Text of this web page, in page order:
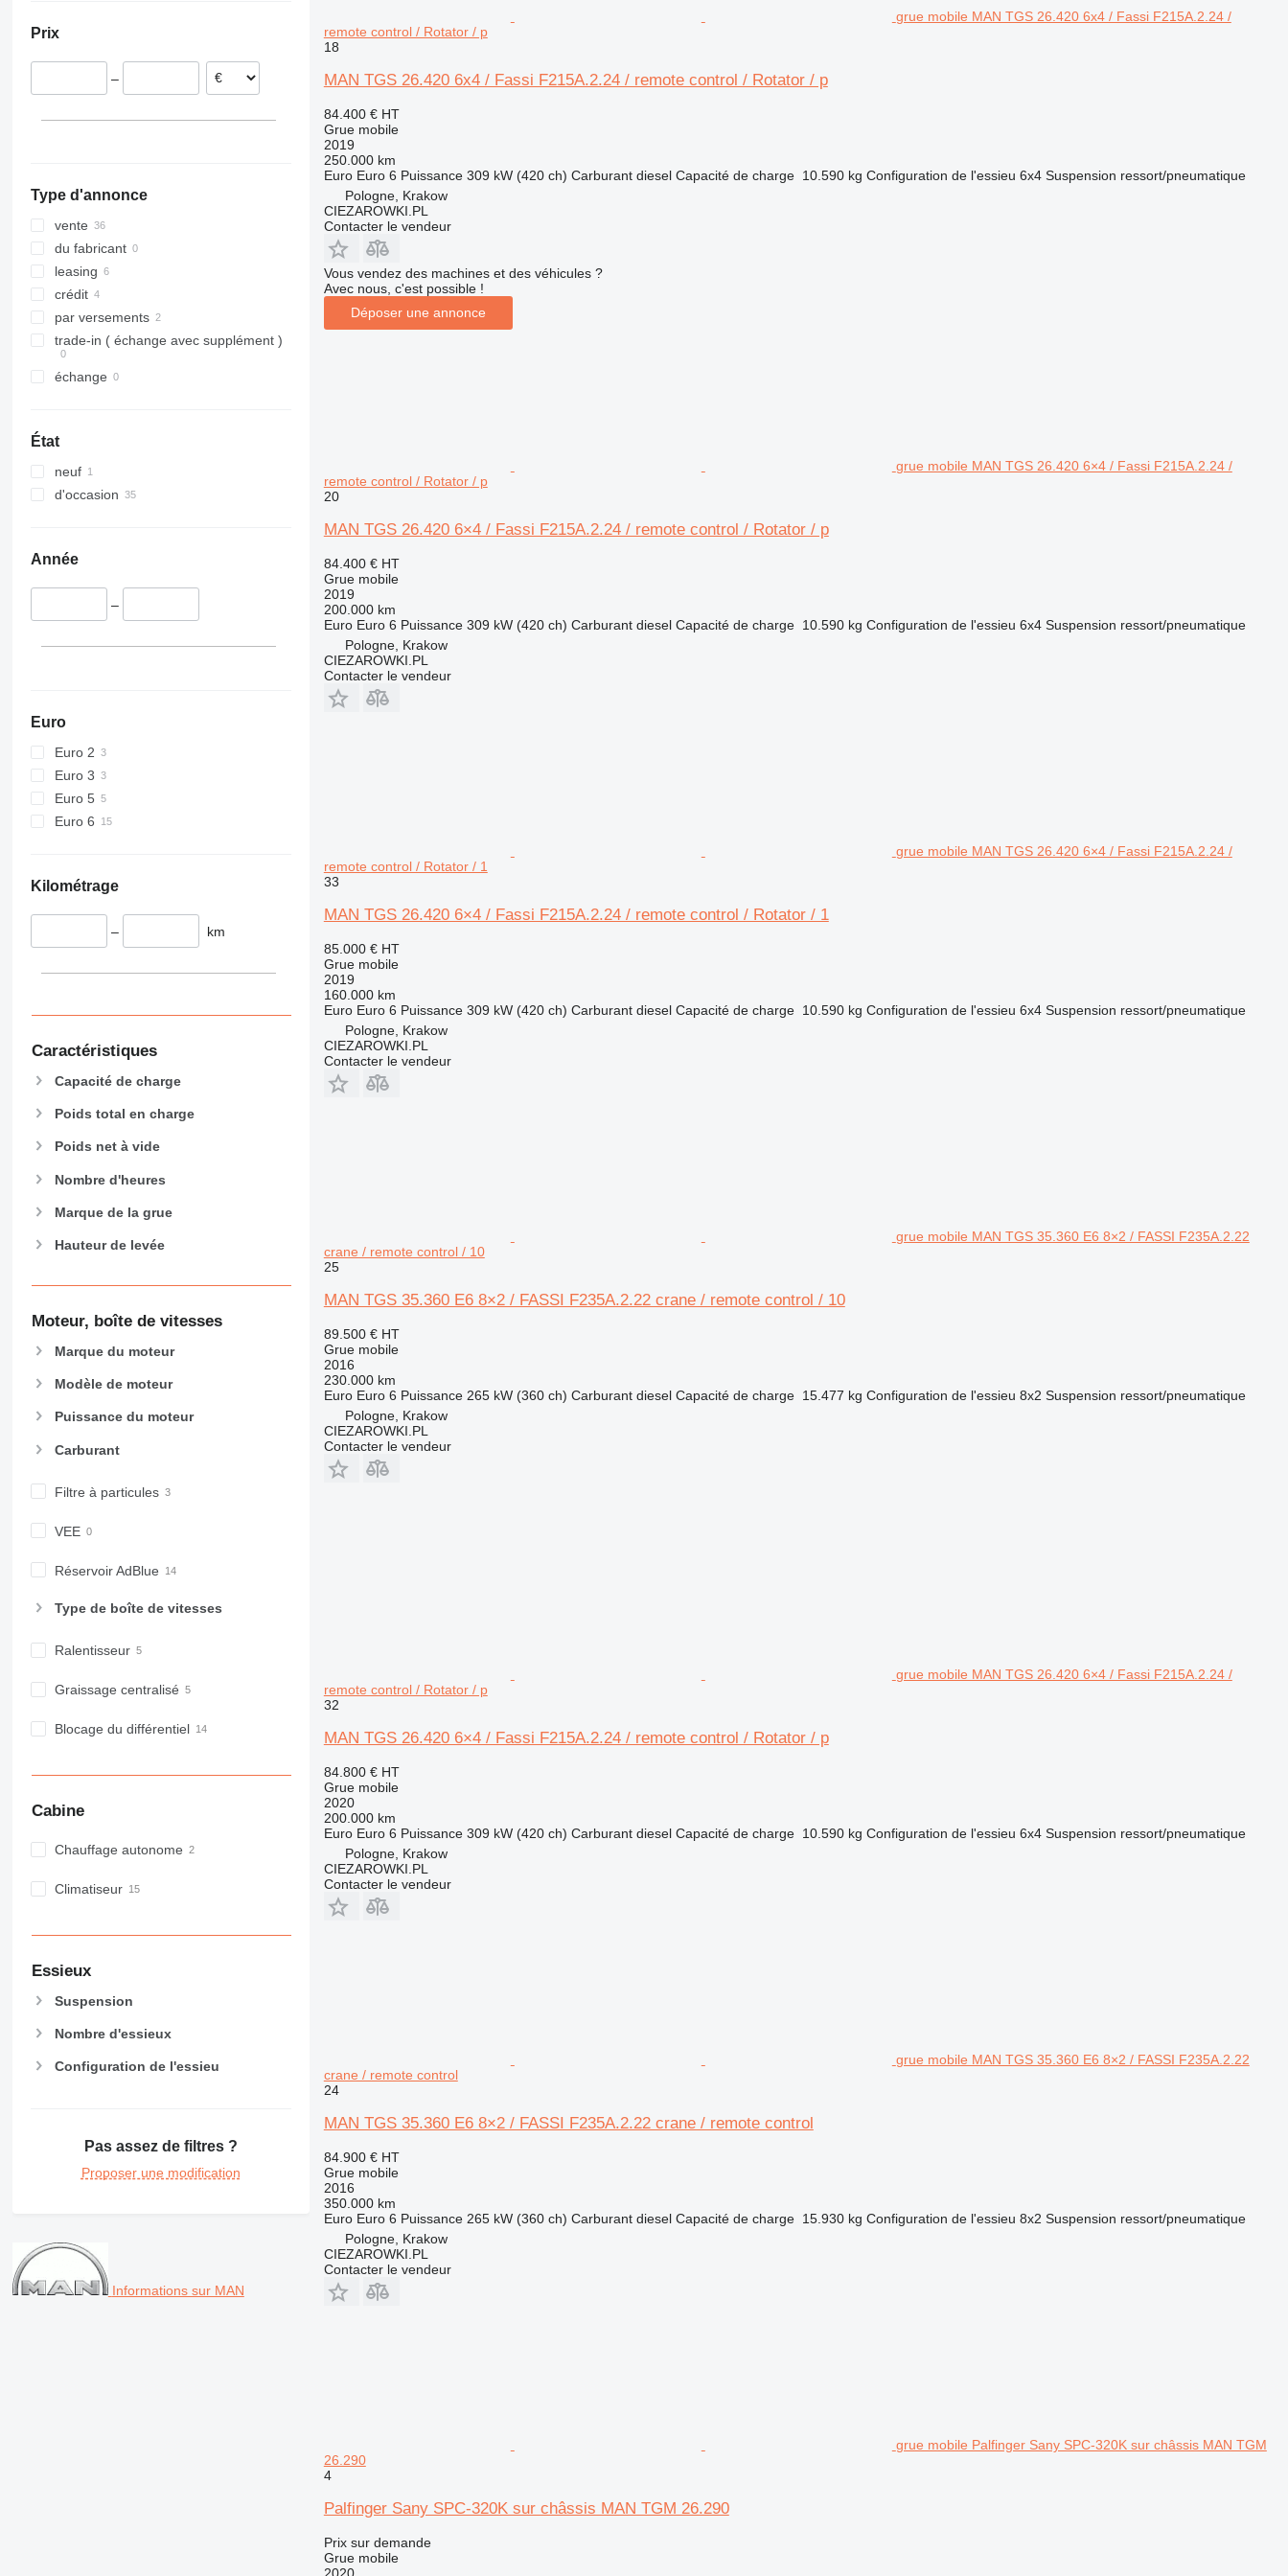
Hongrie
Lituanie
Prix
–
Type d'annonce
vente
du fabricant
leasing
crédit
par versements
trade-in ( échange avec supplément )
échange
État
neuf
d'occasion
Année
–
Euro
Euro 2
Euro 3
Euro 5
Euro 6
Kilométrage
– km
Caractéristiques
Capacité de charge
Poids total en charge
Poids net à vide
Nombre d'heures
Marque de la grue
Hauteur de levée
Moteur, boîte de vitesses
Marque du moteur
Modèle de moteur
Puissance du moteur
Carburant
Filtre à particules
VEE
Réservoir AdBlue
Type de boîte de vitesses
Ralentisseur
Graissage centralisé
Blocage du différentiel
Cabine
Chauffage autonome
Climatiseur
Essieux
Suspension
Nombre d'essieux
Configuration de l'essieu
Pas assez de filtres ?
Proposer une modification
Informations sur MAN
grue mobile MAN TGS 26.420 6x4 / Fassi F215A.2.24 /
remote control / Rotator / p
18
MAN TGS 26.420 6x4 / Fassi F215A.2.24 / remote control / Rotator / p
84.400 € HT
Grue mobile
2019
250.000 km
Euro Euro 6 Puissance 309 kW (420 ch) Carburant diesel Capacité de charge 10.590 kg Configuration de l'essieu 6x4 Suspension ressort/pneumatique
Pologne, Krakow
CIEZAROWKI.PL
Contacter le vendeur
Vous vendez des machines et des véhicules ?
Avec nous, c'est possible !
Déposer une annonce
grue mobile MAN TGS 26.420 6×4 / Fassi F215A.2.24 /
remote control / Rotator / p
20
MAN TGS 26.420 6×4 / Fassi F215A.2.24 / remote control / Rotator / p
84.400 € HT
Grue mobile
2019
200.000 km
Euro Euro 6 Puissance 309 kW (420 ch) Carburant diesel Capacité de charge 10.590 kg Configuration de l'essieu 6x4 Suspension ressort/pneumatique
Pologne, Krakow
CIEZAROWKI.PL
Contacter le vendeur
grue mobile MAN TGS 26.420 6×4 / Fassi F215A.2.24 /
remote control / Rotator / 1
33
MAN TGS 26.420 6×4 / Fassi F215A.2.24 / remote control / Rotator / 1
85.000 € HT
Grue mobile
2019
160.000 km
Euro Euro 6 Puissance 309 kW (420 ch) Carburant diesel Capacité de charge 10.590 kg Configuration de l'essieu 6x4 Suspension ressort/pneumatique
Pologne, Krakow
CIEZAROWKI.PL
Contacter le vendeur
grue mobile MAN TGS 35.360 E6 8×2 / FASSI F235A.2.22
crane / remote control / 10
25
MAN TGS 35.360 E6 8×2 / FASSI F235A.2.22 crane / remote control / 10
89.500 € HT
Grue mobile
2016
230.000 km
Euro Euro 6 Puissance 265 kW (360 ch) Carburant diesel Capacité de charge 15.477 kg Configuration de l'essieu 8x2 Suspension ressort/pneumatique
Pologne, Krakow
CIEZAROWKI.PL
Contacter le vendeur
grue mobile MAN TGS 26.420 6×4 / Fassi F215A.2.24 /
remote control / Rotator / p
32
MAN TGS 26.420 6×4 / Fassi F215A.2.24 / remote control / Rotator / p
84.800 € HT
Grue mobile
2020
200.000 km
Euro Euro 6 Puissance 309 kW (420 ch) Carburant diesel Capacité de charge 10.590 kg Configuration de l'essieu 6x4 Suspension ressort/pneumatique
Pologne, Krakow
CIEZAROWKI.PL
Contacter le vendeur
grue mobile MAN TGS 35.360 E6 8×2 / FASSI F235A.2.22
crane / remote control
24
MAN TGS 35.360 E6 8×2 / FASSI F235A.2.22 crane / remote control
84.900 € HT
Grue mobile
2016
350.000 km
Euro Euro 6 Puissance 265 kW (360 ch) Carburant diesel Capacité de charge 15.930 kg Configuration de l'essieu 8x2 Suspension ressort/pneumatique
Pologne, Krakow
CIEZAROWKI.PL
Contacter le vendeur
grue mobile Palfinger Sany SPC-320K sur châssis MAN TGM
26.290
4
Palfinger Sany SPC-320K sur châssis MAN TGM 26.290
Prix sur demande
Grue mobile
2020